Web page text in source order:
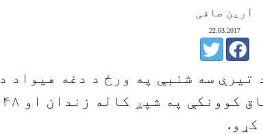
آرین صافی
22.03.2017
تیرې سه شنبې په ورځ د دغه هیواد د
ناقانونه کډوالو یو لوی قاچاق کوونکې په شپږ کاله زندان او ۴۸
کړو.